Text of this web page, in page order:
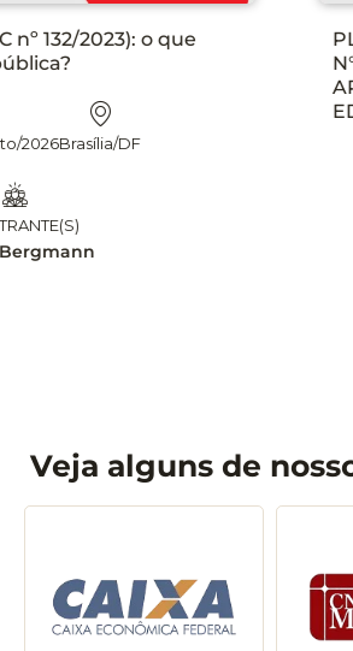
PLANEJAMENTO DAS
N° 14.133/21 ETP, TR E DFD NA
APLICAÇÃO DE INTELIGÊNCIA
EDIÇÃO
Veja alguns de